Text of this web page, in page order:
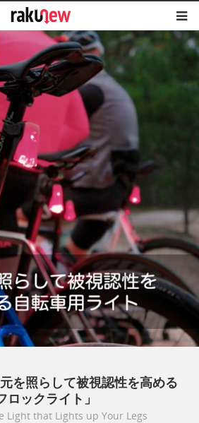
を照らして被視認性を高める
ックライト」
Light that Lights up Your Legs